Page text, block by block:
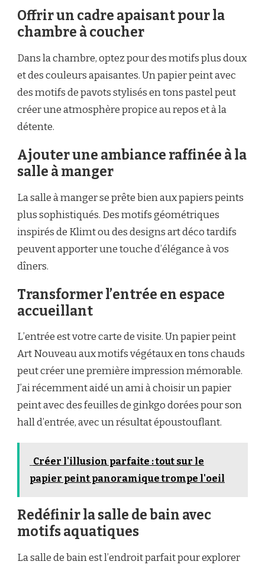
Offrir un cadre apaisant pour la
chambre à coucher
Dans la chambre, optez pour des motifs plus doux
et des couleurs apaisantes. Un papier peint avec
des motifs de pavots stylisés en tons pastel peut
créer une atmosphère propice au repos et à la
détente.
Ajouter une ambiance raffinée à la
salle à manger
La salle à manger se prête bien aux papiers peints
plus sophistiqués. Des motifs géométriques
inspirés de Klimt ou des designs art déco tardifs
peuvent apporter une touche d’élégance à vos
dîners.
Transformer l’entrée en espace
accueillant
L’entrée est votre carte de visite. Un papier peint
Art Nouveau aux motifs végétaux en tons chauds
peut créer une première impression mémorable.
J’ai récemment aidé un ami à choisir un papier
peint avec des feuilles de ginkgo dorées pour son
hall d’entrée, avec un résultat époustouflant.
Créer l'illusion parfaite : tout sur le
papier peint panoramique trompe l'oeil
Redéfinir la salle de bain avec
motifs aquatiques
La salle de bain est l’endroit parfait pour explorer